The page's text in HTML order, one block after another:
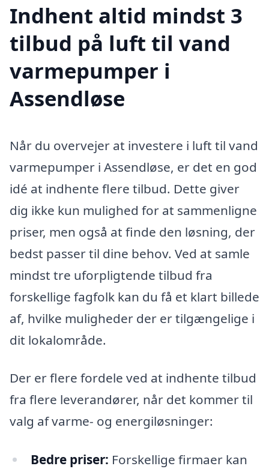
Indhent altid mindst 3
tilbud på luft til vand
varmepumper i
Assendløse
Når du overvejer at investere i luft til vand
varmepumper i Assendløse, er det en god
idé at indhente flere tilbud. Dette giver
dig ikke kun mulighed for at sammenligne
priser, men også at finde den løsning, der
bedst passer til dine behov. Ved at samle
mindst tre uforpligtende tilbud fra
forskellige fagfolk kan du få et klart billede
af, hvilke muligheder der er tilgængelige i
dit lokalområde.
Der er flere fordele ved at indhente tilbud
fra flere leverandører, når det kommer til
valg af varme- og energiløsninger:
Bedre priser: Forskellige firmaer kan